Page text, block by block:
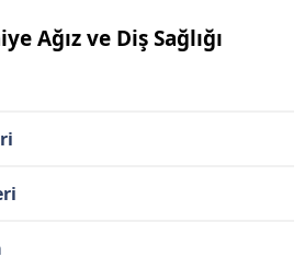
Ağız ve Diş Sağlığı